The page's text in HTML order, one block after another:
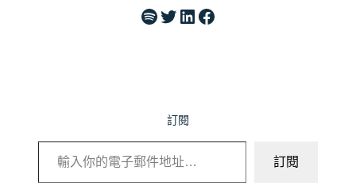
Spotify X LinkedIn Facebook
訂閱
輸入你的電子郵件地址…
訂閱